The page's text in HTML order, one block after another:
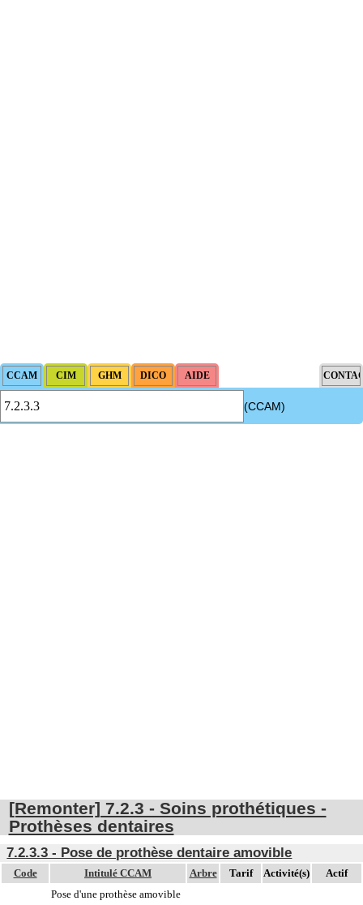
(CCAM)
[Remonter] 7.2.3 - Soins prothétiques -
Prothèses dentaires
7.2.3.3 - Pose de prothèse dentaire amovible
Code Intitulé CCAM Arbre Tarif Activité(s) Actif
Pose d'une prothèse amovible